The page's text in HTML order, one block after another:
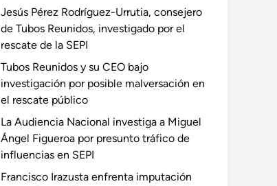
Jesús Pérez Rodríguez-Urrutia, consejero
de Tubos Reunidos, investigado por el
rescate de la SEPI
Tubos Reunidos y su CEO bajo
investigación por posible malversación en
el rescate público
La Audiencia Nacional investiga a Miguel
Ángel Figueroa por presunto tráfico de
influencias en SEPI
Francisco Irazusta enfrenta imputación